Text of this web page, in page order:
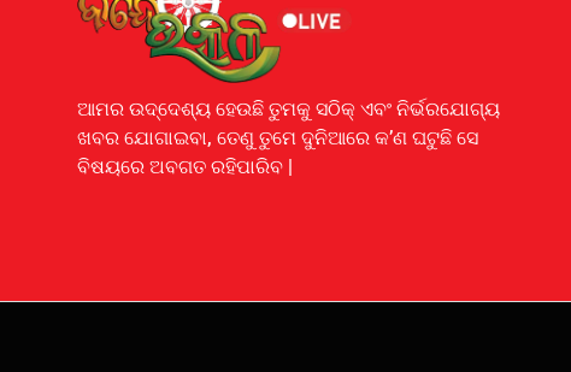
ଆମର ଉଦ୍ଦେଶ୍ୟ ହେଉଛି ତୁମକୁ ସଠିକ୍ ଏବଂ ନିର୍ଭରଯୋଗ୍ୟ
ଖବର ଯୋଗାଇବା, ତେଣୁ ତୁମେ ଦୁନିଆରେ କ’ଣ ଘଟୁଛି ସେ
ବିଷୟରେ ଅବଗତ ରହିପାରିବ |